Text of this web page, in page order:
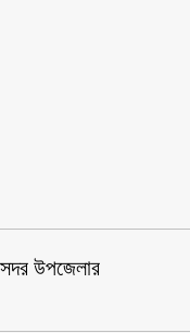
সদর উপজেলার